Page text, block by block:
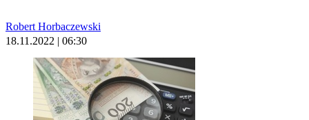
Robert Horbaczewski
18.11.2022 | 06:30